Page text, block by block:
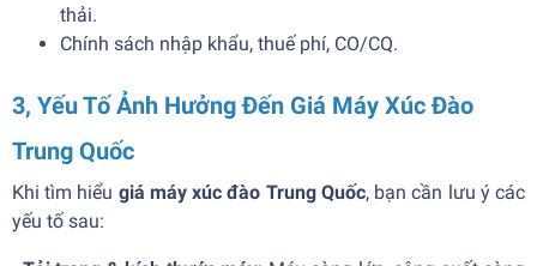
thải.
Chính sách nhập khẩu, thuế phí, CO/CQ.
3, Yếu Tố Ảnh Hưởng Đến Giá Máy Xúc Đào
Trung Quốc
Khi tìm hiểu giá máy xúc đào Trung Quốc, bạn cần lưu ý các
yếu tố sau: